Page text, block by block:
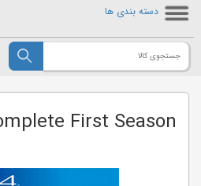
دسته بندی ها
First Season